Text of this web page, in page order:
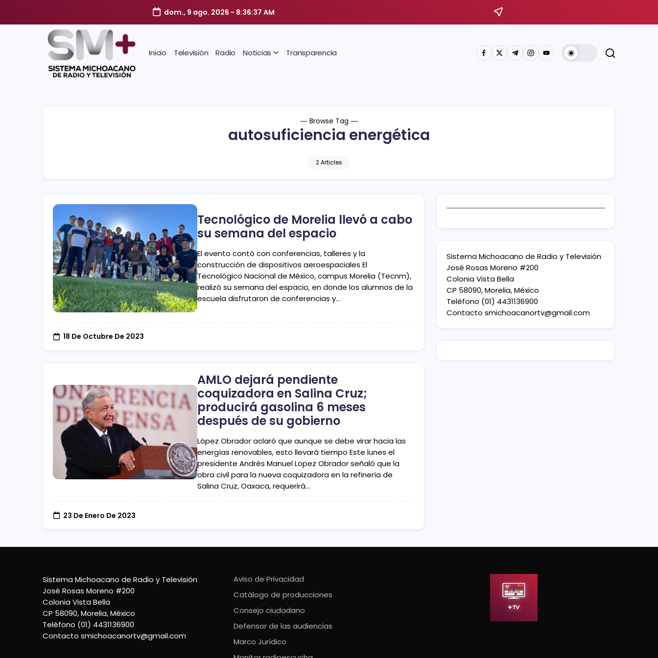
dom., 9 ago. 2026 - 8:36:38 AM
Inicio Televisión Radio Noticias Transparencia
Browse Tag
autosuficiencia energética
2 Articles
Tecnológico de Morelia llevó a cabo
su semana del espacio
El evento contó con conferencias, talleres y la
construcción de dispositivos aeroespaciales El
Tecnológico Nacional de México, campus Morelia (Tecnm),
realizó su semana del espacio, en donde los alumnos de la
escuela disfrutaron de conferencias y…
18 De Octubre De 2023
AMLO dejará pendiente
coquizadora en Salina Cruz;
producirá gasolina 6 meses
después de su gobierno
López Obrador aclaró que aunque se debe virar hacia las
energías renovables, esto llevará tiempo Este lunes el
presidente Andrés Manuel Lopez Obrador señaló que la
obra civil para la nueva coquizadora en la refinería de
Salina Cruz, Oaxaca, requerirá…
23 De Enero De 2023
Sistema Michoacano de Radio y Televisión
José Rosas Moreno #200
Colonia Vista Bella
CP 58090, Morelia, México
Teléfono (01) 4431136900
Contacto smichoacanortv@gmail.com
Sistema Michoacano de Radio y Televisión
José Rosas Moreno #200
Colonia Vista Bella
CP 58090, Morelia, México
Teléfono (01) 4431136900
Contacto smichoacanortv@gmail.com
Aviso de Privacidad
Catálogo de producciones
Consejo ciudadano
Defensor de las audiencias
Marco Jurídico